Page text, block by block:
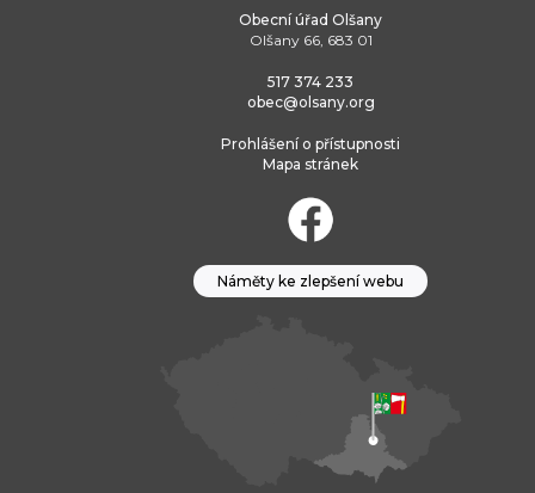
Obecní úřad Olšany
Olšany 66, 683 01
517 374 233
obec@olsany.org
Prohlášení o přístupnosti
Mapa stránek
Náměty ke zlepšení webu